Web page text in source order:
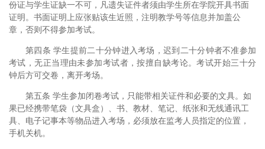
份证与学生证缺一不可，凡遗失证件者须由学生所在学院开具书面
证明。书面证明上应张贴该生近照，注明教学号等信息并加盖公
章，否则不得参加考试。
第四条 学生提前二十分钟进入考场，迟到二十分钟者不准参加
考试，无正当理由未参加考试者，按擅自缺考论。考试开始三十分
钟后方可交卷，离开考场。
第五条 学生参加闭卷考试，只能带相关证件和必要的文具。如
果已经携带笔袋（文具盒）、书、教材、笔记、纸张和无线通讯工
具、电子记事本等物品进入考场，必须放在监考人员指定的位置，
手机关机。